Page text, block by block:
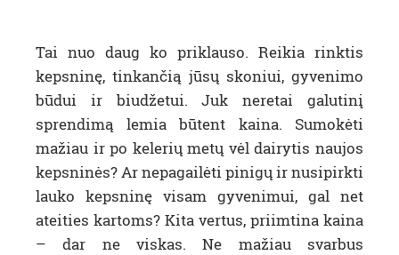
Tai nuo daug ko priklauso. Reikia rinktis
kepsninę, tinkančią jūsų skoniui, gyvenimo
būdui ir biudžetui.Juk neretai galutinį
sprendimą lemia būtent kaina. Sumokėti
mažiau ir po kelerių metų vėl dairytis naujos
kepsninės? Ar nepagailėti pinigų ir nusipirkti
lauko kepsninę visam gyvenimui, gal net
ateities kartoms? Kita vertus, priimtina kaina
– dar ne viskas. Ne mažiau svarbus